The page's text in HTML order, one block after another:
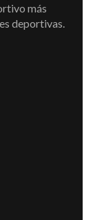
más
deportivas.